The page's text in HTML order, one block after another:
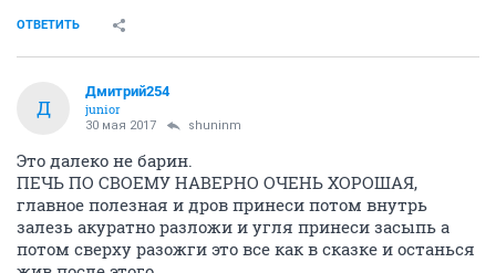
ОТВЕТИТЬ
Д
Дмитрий254
junior
30 мая 2017 shuninm
Это далеко не барин.
ПЕЧЬ ПО СВОЕМУ НАВЕРНО ОЧЕНЬ ХОРОШАЯ,
главное полезная и дров принеси потом внутрь
залезь акуратно разложи и угля принеси засыпь а
потом сверху разожги это все как в сказке и останься